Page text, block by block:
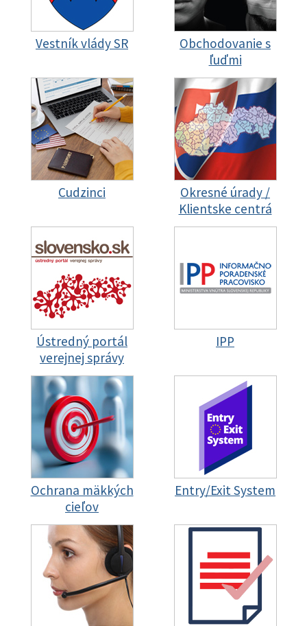
Vestník vlády SR
Obchodovanie s
ľuďmi
Cudzinci
Okresné úrady /
Klientske centrá
Ústredný portál
verejnej správy
IPP
Ochrana mäkkých
cieľov
Entry/Exit System